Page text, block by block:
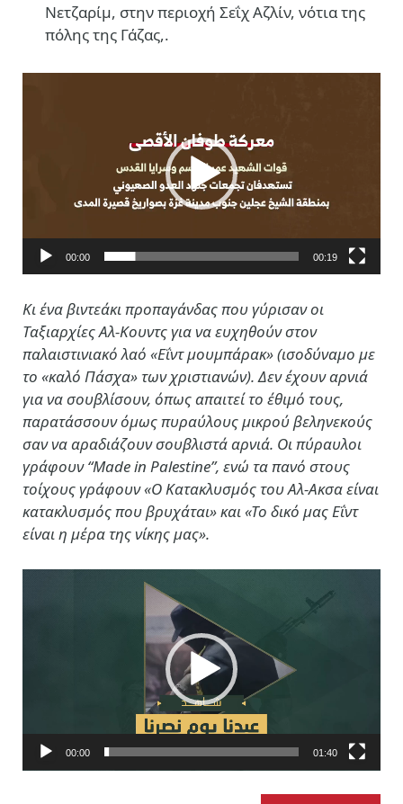
Νετζαρίμ, στην περιοχή Σεΐχ Αζλίν, νότια της
πόλης της Γάζας,.
00:00 00:19
Κι ένα βιντεάκι προπαγάνδας που γύρισαν οι
Ταξιαρχίες Αλ-Κουντς για να ευχηθούν στον
παλαιστινιακό λαό «Εΐντ μουμπάρακ» (ισοδύναμο με
το «καλό Πάσχα» των χριστιανών). Δεν έχουν αρνιά
για να σουβλίσουν, όπως απαιτεί το έθιμό τους,
παρατάσσουν όμως πυραύλους μικρού βεληνεκούς
σαν να αραδιάζουν σουβλιστά αρνιά. Oι πύραυλοι
γράφουν “Made in Palestine”, ενώ τα πανό στους
τοίχους γράφουν «Ο Κατακλυσμός του Αλ-Ακσα είναι
κατακλυσμός που βρυχάται» και «Το δικό μας Εΐντ
είναι η μέρα της νίκης μας».
00:00 01:40